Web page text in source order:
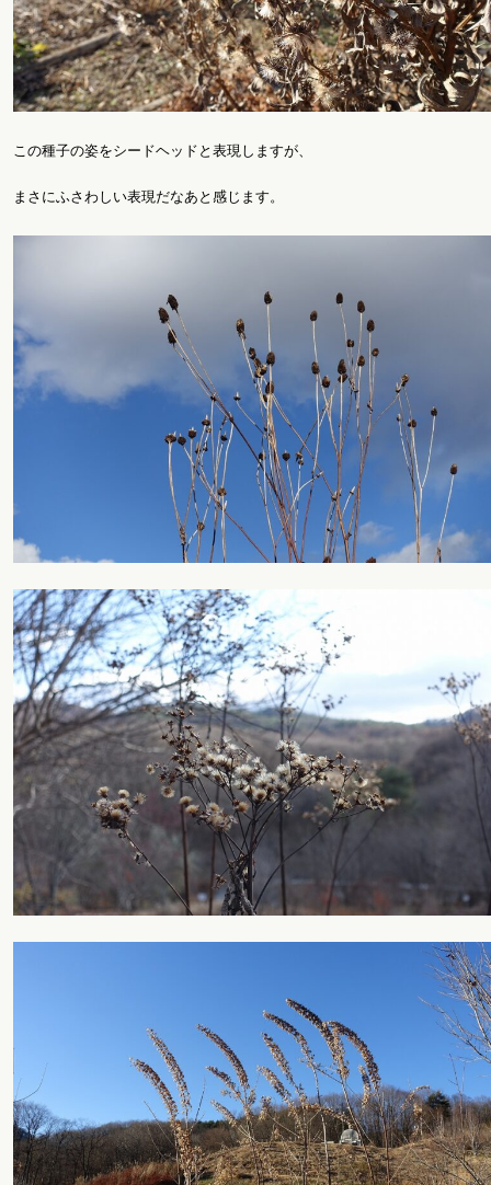
この種子の姿をシードヘッドと表現しますが、
まさにふさわしい表現だなあと感じます。